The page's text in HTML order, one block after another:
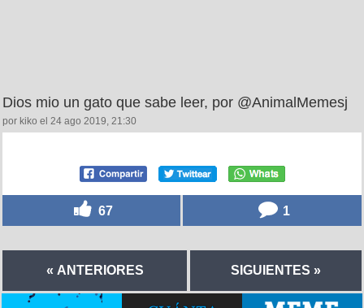
Dios mio un gato que sabe leer, por @AnimalMemesj
por kiko el 24 ago 2019, 21:30
67 1
« ANTERIORES SIGUIENTES »